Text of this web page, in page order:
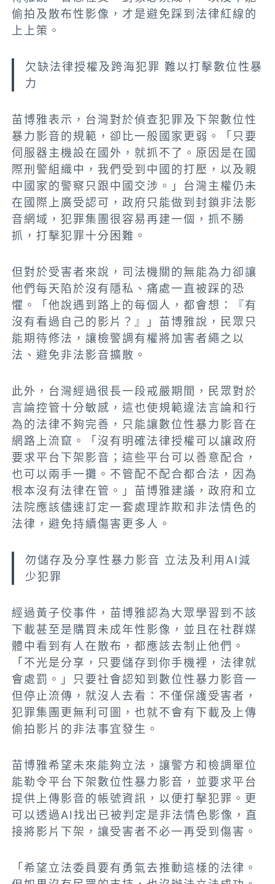
偷拍及散布性影像，才是避免踩到法律紅線的
上上策。
欠缺法律授權及跨海犯罪 難以打擊數位性暴
力
苗博雅表示，台灣對於偵查犯罪及下架數位性
暴力影音的規範，卻比一般國家更弱。「只要
伺服器主機設在國外，就抓不了。原因是在國
際刑警組織中，我們受到中國的打壓，以及親
中國家的警察只跟中國交涉。」台灣主權仍未
在國際上廣受認可，政府只能做到封鎖非法影
音網域，犯罪集團很容易再建一個，抓不勝
抓，打擊犯罪十分困難。
但對於受害者來說，司法機關的無能為力卻讓
他們每天陷於沒有隱私、痛處一直被踩的恐
懼。「他說遇到路上的每個人，都會想：『有
沒有看過自己的影片？』」苗博雅說，民眾只
能期待修法，讓檢警調有權將加害者繩之以
法、避免非法影音擴散。
此外，台灣經過很長一段戒嚴期間，民眾對於
言論控管十分敏感，這也使規範違法言論和行
為的法律不夠完善，只能讓數位性暴力影音在
網路上流竄。「沒有明確法律授權可以讓政府
要求平台下架影音；這些平台可以善意配合，
也可以兩手一攤。不管配不配合都合法，因為
根本沒有法律在管。」苗博雅建議，政府和立
法院應該儘速訂定一套處理詐欺和非法情色的
法律，避免持續傷害更多人。
勿儲存及分享性暴力影音 立法及利用AI減
少犯罪
經過黃子佼事件，苗博雅認為大眾學習到不該
下載甚至是購買未成年性影像，並且在社群媒
體中看到有人在散布，都應該去制止他們。
「不光是分享，只要儲存到你手機裡，法律就
會處罰。」只要社會認知到數位性暴力影音一
但停止流傳，就沒人去看：不僅保護受害者，
犯罪集團更無利可圖，也就不會有下載及上傳
偷拍影片的非法事宜發生。
苗博雅希望未來能夠立法，讓警方和檢調單位
能勒令平台下架數位性暴力影音，並要求平台
提供上傳影音的帳號資訊，以便打擊犯罪。更
可以透過AI找出已被判定是非法情色影像，直
接將影片下架，讓受害者不必一再受到傷害。
「希望立法委員要有勇氣去推動這樣的法律。